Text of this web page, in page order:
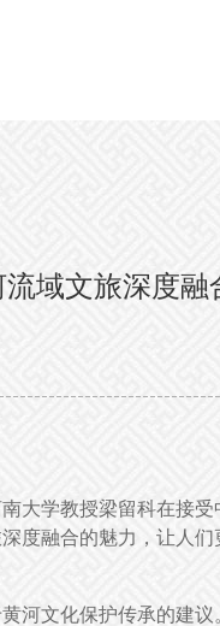
域文旅深度融
大学教授梁留科在接
度融合的魅力，让人
河文化保护传承的建议